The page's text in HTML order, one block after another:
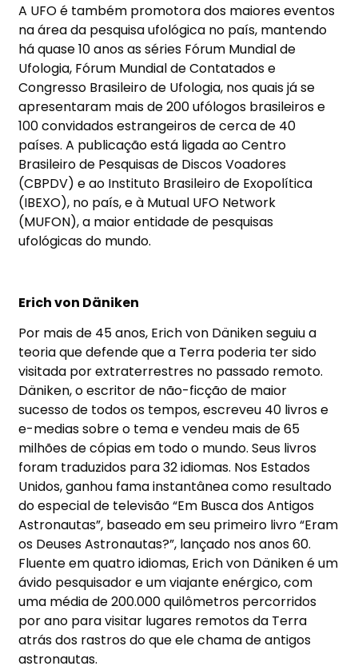
A UFO é também promotora dos maiores eventos
na área da pesquisa ufológica no país, mantendo
há quase 10 anos as séries Fórum Mundial de
Ufologia, Fórum Mundial de Contatados e
Congresso Brasileiro de Ufologia, nos quais já se
apresentaram mais de 200 ufólogos brasileiros e
100 convidados estrangeiros de cerca de 40
países. A publicação está ligada ao Centro
Brasileiro de Pesquisas de Discos Voadores
(CBPDV) e ao Instituto Brasileiro de Exopolítica
(IBEXO), no país, e à Mutual UFO Network
(MUFON), a maior entidade de pesquisas
ufológicas do mundo.
Erich von Däniken
Por mais de 45 anos, Erich von Däniken seguiu a
teoria que defende que a Terra poderia ter sido
visitada por extraterrestres no passado remoto.
Däniken, o escritor de não-ficção de maior
sucesso de todos os tempos, escreveu 40 livros e
e-medias sobre o tema e vendeu mais de 65
milhões de cópias em todo o mundo. Seus livros
foram traduzidos para 32 idiomas. Nos Estados
Unidos, ganhou fama instantânea como resultado
do especial de televisão “Em Busca dos Antigos
Astronautas”, baseado em seu primeiro livro “Eram
os Deuses Astronautas?”, lançado nos anos 60.
Fluente em quatro idiomas, Erich von Däniken é um
ávido pesquisador e um viajante enérgico, com
uma média de 200.000 quilômetros percorridos
por ano para visitar lugares remotos da Terra
atrás dos rastros do que ele chama de antigos
astronautas.